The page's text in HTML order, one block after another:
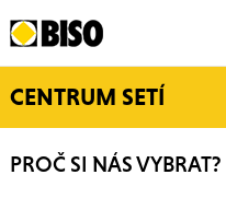
CENTRUM SETÍ
PROČ SI NÁS VYBRAT?